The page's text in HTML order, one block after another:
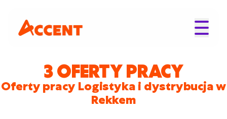
3 OFERTY PRACY
Oferty pracy Logistyka i dystrybucja w
Rekkem